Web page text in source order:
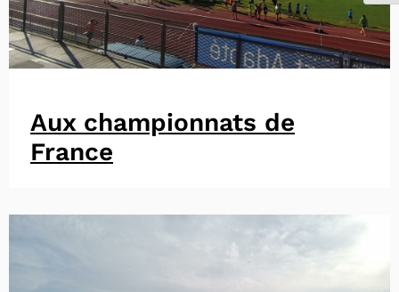
Aux championnats de
France